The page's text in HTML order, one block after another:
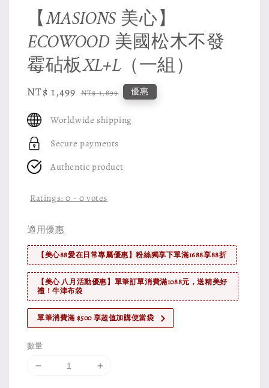
【MASIONS 美心】
ECOWOOD 美國松木不發
霉砧板XL+L（一組）
Sale
NT$ 1,499 Regular
NT$ 1,899 優惠
Worldwide shipping
Secure payments
Authentic product
Ratings:0 - 0 votes
適用優惠
【美心88愛在日常專屬優惠】粉絲獨享下單滿1688享88折
【美心 八月活動優惠】單筆訂單消費滿1088元，送精美好
禮！牛津布袋
單筆消費滿 $500 享超值加購便當袋
數量